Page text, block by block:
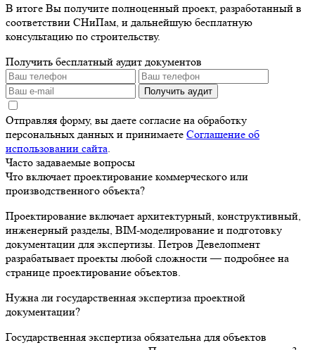
В итоге Вы получите полноценный проект, разработанный в
соответствии СНиПам, и дальнейшую бесплатную
консультацию по строительству.
Получить бесплатный аудит документов
Получить аудит
Отправляя форму, вы даете согласие на обработку
персональных данных и принимаете Соглашение об
использовании сайта.
Часто задаваемые вопросы
Что включает проектирование коммерческого или
производственного объекта?
Проектирование включает архитектурный, конструктивный,
инженерный разделы, BIM-моделирование и подготовку
документации для экспертизы. Петров Девелопмент
разрабатывает проекты любой сложности — подробнее на
странице проектирование объектов.
Нужна ли государственная экспертиза проектной
документации?
Государственная экспертиза обязательна для объектов